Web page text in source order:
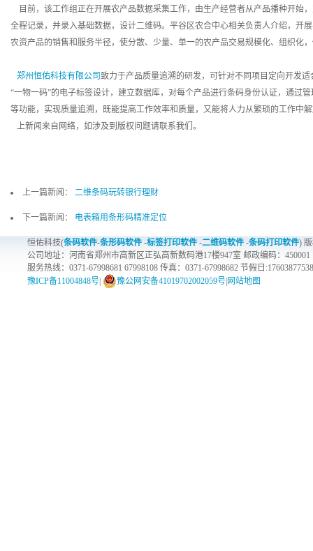
目前，该工作组正在开展农产品数据采集工作，由生产经营者从产品播种开始
全程记录，并录入基础数据，设计二维码。平谷区农合中心相关负责人介绍，开
农资产品的销售和服务半径，使分散、少量、单一的农产品交易规模化、组织化
郑州恒佑科技有限公司 致力于产品质量追溯的研发，可针对不同项目定向开发
“一物一码”的电子标签设计，建立数据库，对每个产品进行条码身份认证，通过
等功能，实现质量追溯，既能提高工作效率和质量，又能将人力从繁琐的工作中
上新闻来自网络，如涉及到版权问题请联系我们。
上一篇新闻： 二维条码玩转银行理财
下一篇新闻： 电表箱用条形码精准定位
恒佑科技(条码软件-条形码软件 -标签打印软件 -二维码软件 -条码打印软件)
公司地址：河南省郑州市高新区正弘高新数码港17楼947室 邮政编码：450001
服务热线：0371-67998681 67998108 传真：0371-67998682 节假日:17603877538
豫ICP备11004848号
豫公网安备41019702002059号 网站地图